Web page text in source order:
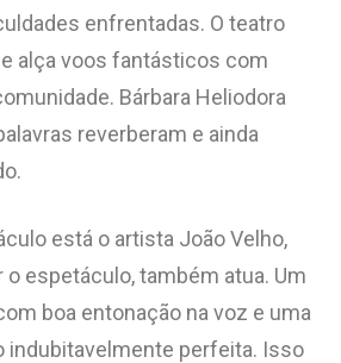
enfrentadas. O teatro
alça voos fantásticos com
Bárbara Heliodora
reverberam e ainda
está o artista João Velho,
o espetáculo, também atua. Um
boa entonação na voz e uma
indubitavelmente perfeita. Isso